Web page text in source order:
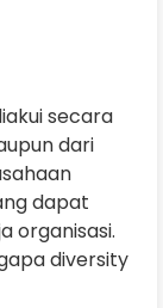
secara
dari
dapat
organisasi.
diversity